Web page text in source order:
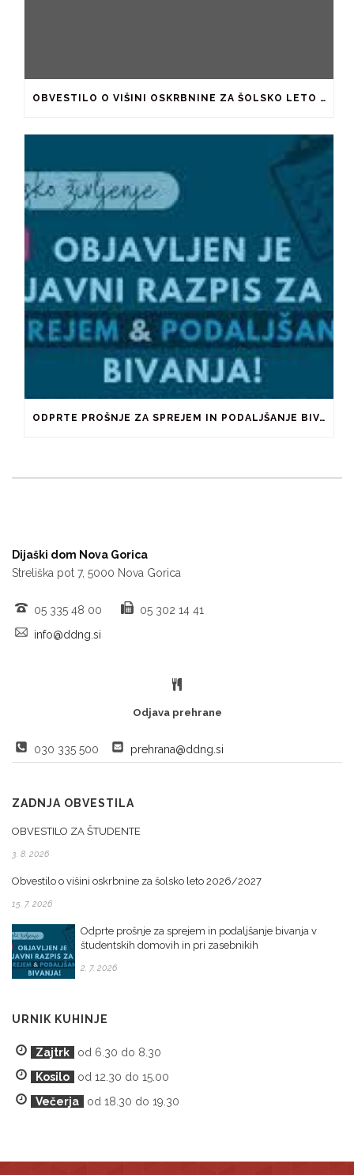
OBVESTILO O VIŠINI OSKRBNINE ZA ŠOLSKO LETO 2026/2027
ODPRTE PROŠNJE ZA SPREJEM IN PODALJŠANJE BIVANJA V ŠTUDENTSKIH DOMOVIH IN PRI ZASEBNIKIH
Dijaški dom Nova Gorica
Streliška pot 7, 5000 Nova Gorica
05 335 48 00
05 302 14 41
info@ddng.si
Odjava prehrane
030 335 500 prehrana@ddng.si
ZADNJA OBVESTILA
OBVESTILO ZA ŠTUDENTE
3. 8. 2026
Obvestilo o višini oskrbnine za šolsko leto 2026/2027
15. 7. 2026
Odprte prošnje za sprejem in podaljšanje bivanja v
študentskih domovih in pri zasebnikih
2. 7. 2026
URNIK KUHINJE
Zajtrk
od 6.30 do 8.30
Kosilo
od 12.30 do 15.00
Večerja
od 18.30 do 19.30